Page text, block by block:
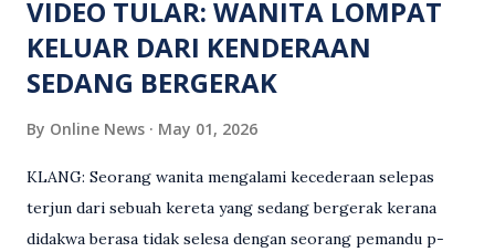
VIDEO TULAR: WANITA LOMPAT
KELUAR DARI KENDERAAN
SEDANG BERGERAK
By Online News May 01, 2026
KLANG: Seorang wanita mengalami kecederaan selepas
terjun dari sebuah kereta yang sedang bergerak kerana
didakwa berasa tidak selesa dengan seorang pemandu p-